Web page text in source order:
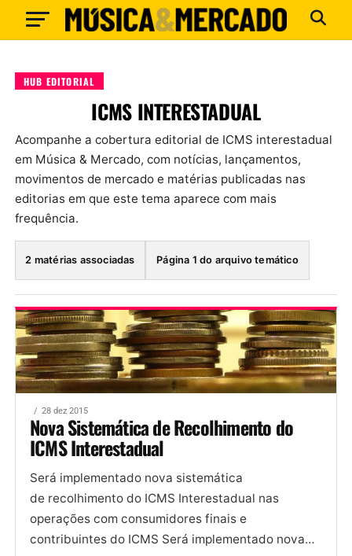
HUB EDITORIAL
ICMS INTERESTADUAL
Acompanhe a cobertura editorial de ICMS interestadual
em Música & Mercado, com notícias, lançamentos,
movimentos de mercado e matérias publicadas nas
editorias em que este tema aparece com mais
frequência.
2 matérias associadas Página 1 do arquivo temático
28 dez 2015
Nova Sistemática de Recolhimento do
ICMS Interestadual
Será implementado nova sistemática
de recolhimento do ICMS Interestadual nas
operações com consumidores finais e
contribuintes do ICMS Será implementado nova